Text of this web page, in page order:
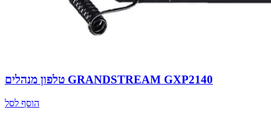
טלפון מנהלים GRANDSTREAM GXP2140
הוסף לסל